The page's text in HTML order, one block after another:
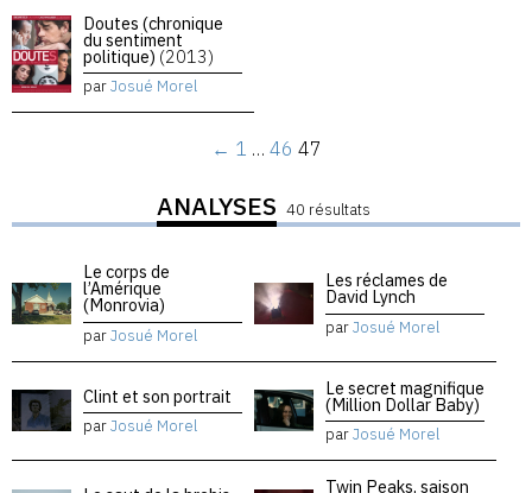
Doutes (chronique
du sentiment
politique) (2013)
parJosué Morel
← 1 … 46 47
ANALYSES 40 résultats
Le corps de
l’Amérique
(Monrovia)
parJosué Morel
Les réclames de
David Lynch
parJosué Morel
Clint et son portrait
parJosué Morel
Le secret magnifique
(Million Dollar Baby)
parJosué Morel
Twin Peaks, saison